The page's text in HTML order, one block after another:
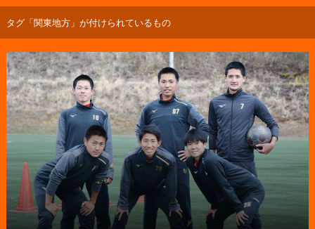
タグ「関東地方」が付けられているもの